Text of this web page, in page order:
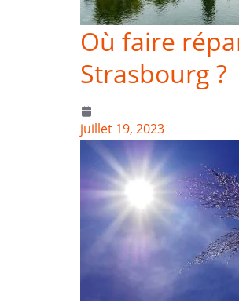
Où faire
Strasbourg ?
juillet 19, 2023